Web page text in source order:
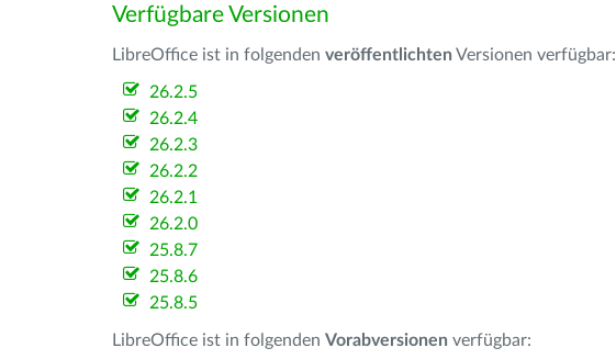
Verfügbare Versionen
LibreOffice ist in folgenden veröffentlichten Versionen verfügbar:
26.2.5
26.2.4
26.2.3
26.2.2
26.2.1
26.2.0
25.8.7
25.8.6
25.8.5
LibreOffice ist in folgenden Vorabversionen verfügbar: